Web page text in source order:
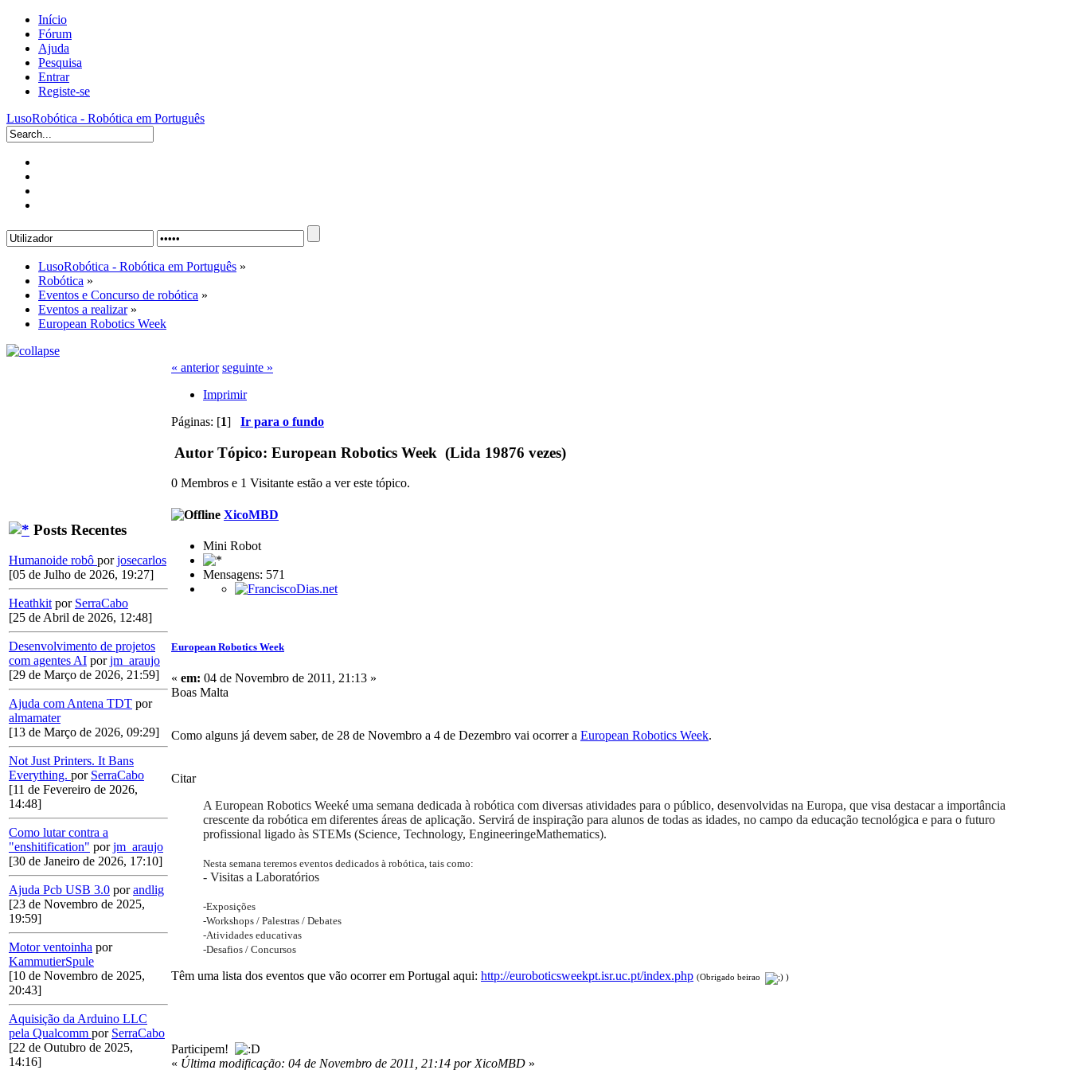
Início
Fórum
Ajuda
Pesquisa
Entrar
Registe-se
LusoRobótica - Robótica em Português
LusoRobótica - Robótica em Português »
Robótica »
Eventos e Concurso de robótica »
Eventos a realizar»
European Robotics Week
Posts Recentes
Humanoide robô porjosecarlos
[05 de Julho de 2026, 19:27]
Heathkit por SerraCabo
[25 de Abril de 2026, 12:48]
Desenvolvimento de projetos
com agentes AI porjm_araujo
[29 de Março de 2026, 21:59]
Ajuda com Antena TDT por
almamater
[13 de Março de 2026, 09:29]
Not Just Printers. It Bans
Everything. por SerraCabo
[11 de Fevereiro de 2026,
14:48]
Como lutar contra a
"enshitification" porjm_araujo
[30 de Janeiro de 2026, 17:10]
Ajuda Pcb USB 3.0 porandlig
[23 de Novembro de 2025,
19:59]
Motor ventoinha por
KammutierSpule
[10 de Novembro de 2025,
20:43]
Aquisição da Arduino LLC
pela Qualcomm por SerraCabo
[22 de Outubro de 2025,
14:16]
« anterior seguinte »
Imprimir
Páginas: [1] Ir para o fundo
Autor Tópico: European Robotics Week (Lida 19876 vezes)
0 Membros e 1 Visitante estão a ver este tópico.
XicoMBD
Mini Robot
Mensagens: 571
European Robotics Week
« em: 04 de Novembro de 2011, 21:13 »
Boas Malta
Como alguns já devem saber, de 28 de Novembro a 4 de Dezembro vai ocorrer a European Robotics Week.
Citar
A European Robotics Weeké uma semana dedicada à robótica com diversas atividades para o público, desenvolvidas na Europa, que visa destacar a importância
crescente da robótica em diferentes áreas de aplicação. Servirá de inspiração para alunos de todas as idades, no campo da educação tecnológica e para o futuro
profissional ligado às STEMs (Science, Technology, EngineeringeMathematics).
Nesta semana teremos eventos dedicados à robótica, tais como:
- Visitas a Laboratórios
-Exposições
-Workshops / Palestras / Debates
-Atividades educativas
-Desafios / Concursos
Têm uma lista dos eventos que vão ocorrer em Portugal aqui: http://euroboticsweekpt.isr.uc.pt/index.php (Obrigado beirao )
Participem!
« Última modificação: 04 de Novembro de 2011, 21:14 por XicoMBD »